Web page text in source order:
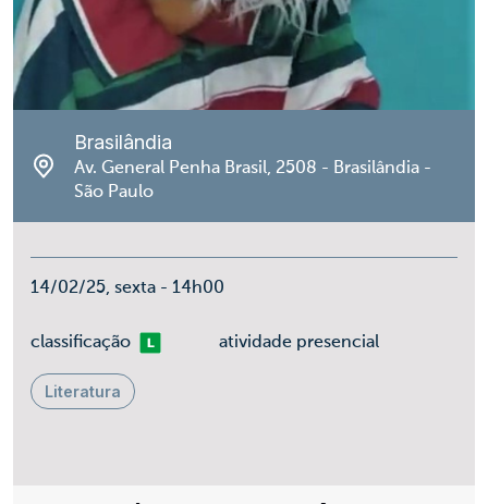
Brasilândia
Av. General Penha Brasil, 2508 - Brasilândia -
São Paulo
14/02/25, sexta - 14h00
classificaçãoLivre atividade presencial
Literatura